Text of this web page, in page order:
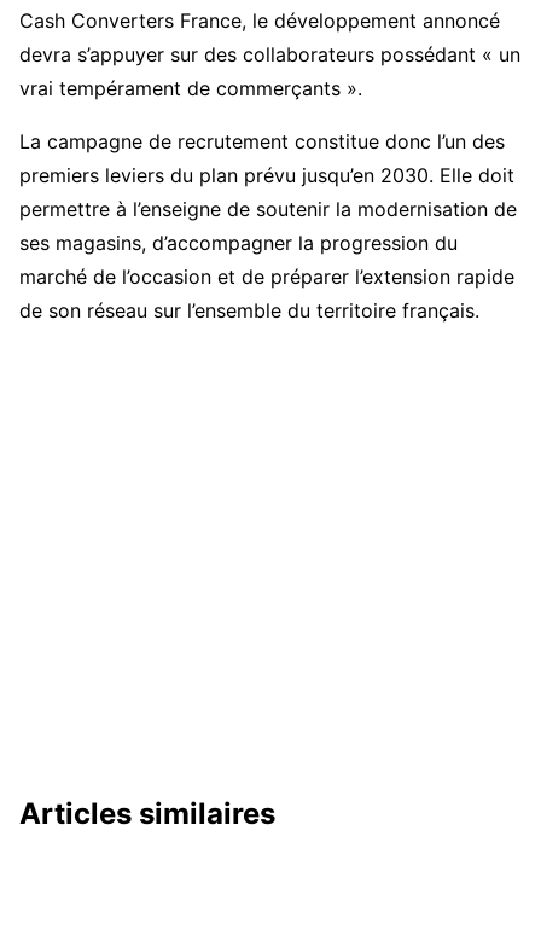
Cash Converters France, le développement annoncé
devra s’appuyer sur des collaborateurs possédant « un
vrai tempérament de commerçants ».
La campagne de recrutement constitue donc l’un des
premiers leviers du plan prévu jusqu’en 2030. Elle doit
permettre à l’enseigne de soutenir la modernisation de
ses magasins, d’accompagner la progression du
marché de l’occasion et de préparer l’extension rapide
de son réseau sur l’ensemble du territoire français.
Articles similaires